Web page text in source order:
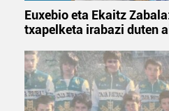
erabiltzen dituen hauta
Bazkide batzuek ez dizute
interes komertzial
bazkideen zerrenda, beren
duten interes legitimoa eta
dezakezun ikusteko.
Euxebio eta Ekaitz
txapelketa irabazi duten